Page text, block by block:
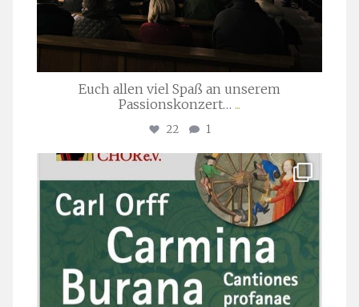
Euch allen viel Spaß an unserem
Passionskonzert… ...
22 1
stuttgarter_oratorienchor
Juli 22